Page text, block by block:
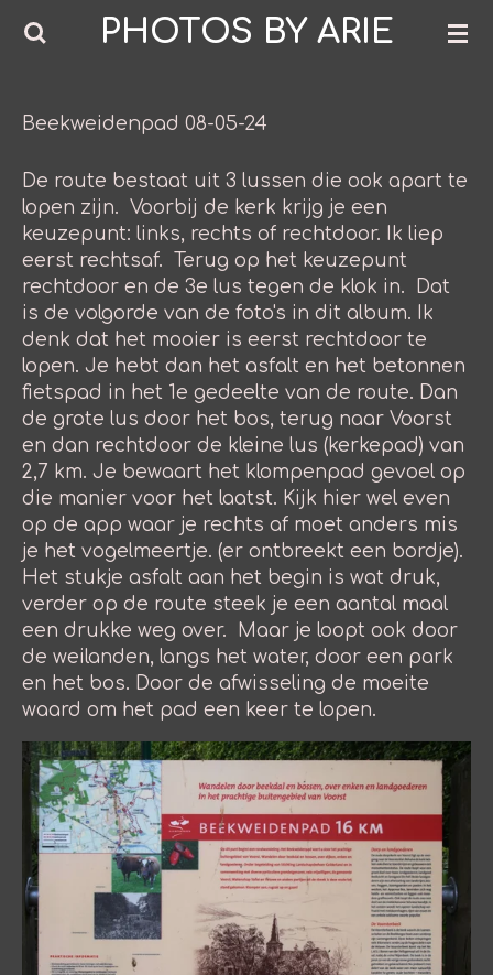
Ga
de
PHOTOS BY ARIE
Beekweidenpad 08-05-24
De route bestaat uit 3 lussen die ook apart te
lopen zijn. Voorbij de kerk krijg je een
keuzepunt: links, rechts of rechtdoor. Ik liep
eerst rechtsaf. Terug op het keuzepunt
rechtdoor en de 3e lus tegen de klok in. Dat
is de volgorde van de foto's in dit album. Ik
denk dat het mooier is eerst rechtdoor te
lopen. Je hebt dan het asfalt en het betonnen
fietspad in het 1e gedeelte van de route. Dan
de grote lus door het bos, terug naar Voorst
en dan rechtdoor de kleine lus (kerkepad) van
2,7 km. Je bewaart het klompenpad gevoel op
die manier voor het laatst. Kijk hier wel even
op de app waar je rechts af moet anders mis
je het vogelmeertje. (er ontbreekt een bordje).
Het stukje asfalt aan het begin is wat druk,
verder op de route steek je een aantal maal
een drukke weg over. Maar je loopt ook door
de weilanden, langs het water, door een park
en het bos. Door de afwisseling de moeite
waard om het pad een keer te lopen.